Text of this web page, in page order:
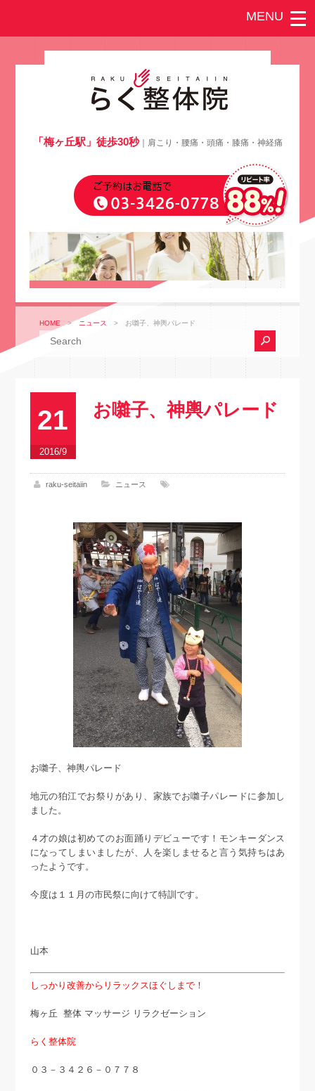
「梅ヶ丘駅」徒歩30秒｜肩こり・腰痛・頭痛・膝痛・神経痛
HOME > ニュース > お囃子、神輿パレード
21
2016/9
お囃子、神輿パレード
raku-seitaiin ニュース
お囃子、神輿パレード
地元の狛江でお祭りがあり、家族でお囃子パレードに参加し
ました。
４才の娘は初めてのお面踊りデビューです！モンキーダンス
になってしまいましたが、人を楽しませると言う気持ちはあ
ったようです。
今度は１１月の市民祭に向けて特訓です。
山本
しっかり改善からリラックスほぐしまで！
梅ヶ丘 整体 マッサージ リラクゼーション
らく整体院
０３－３４２６－０７７８